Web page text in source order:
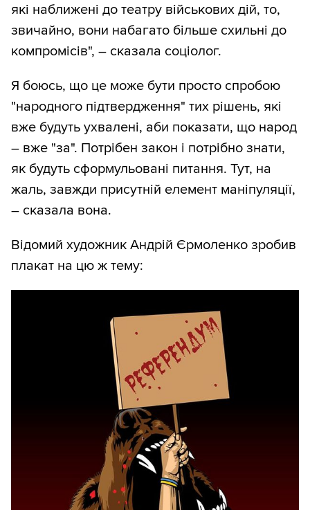
які наближені до театру військових дій, то,
звичайно, вони набагато більше схильні до
компромісів", – сказала соціолог.
Я боюсь, що це може бути просто спробою
"народного підтвердження" тих рішень, які
вже будуть ухвалені, аби показати, що народ
– вже "за". Потрібен закон і потрібно знати,
як будуть сформульовані питання. Тут, на
жаль, завжди присутній елемент маніпуляції,
– сказала вона.
Відомий художник Андрій Єрмоленко зробив
плакат на цю ж тему: